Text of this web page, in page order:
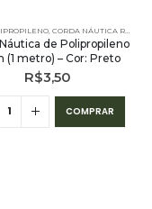
, CORDA NÁUTICA REDONDA
de Polipropileno
(1 metro) – Cor: Preto
R$3,50
COMPRAR